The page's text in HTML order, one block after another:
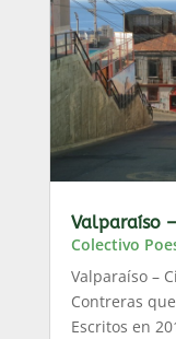
Valparaíso
Colectivo
Valparaíso –
Contreras
Escritos en